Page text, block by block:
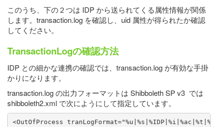
このうち、下の２つは IDP から送られてくる属性情報が関係
します。transaction.log を確認し、uid 属性が得られたか確認
してください。
TransactionLogの確認方法
IDP との細かな連携の確認では、transaction.log が有効な手掛
かりになります。
transaction.log の出力フォーマットは Shibboleth SP v3 では
shibboleth2.xml で次にようにして指定しています。